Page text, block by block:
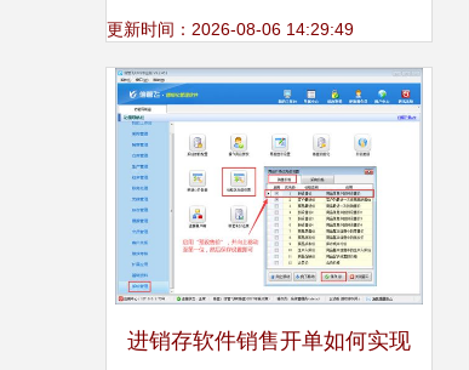
更新时间：2026-08-06 14:29:49
进销存软件销售开单如何实现